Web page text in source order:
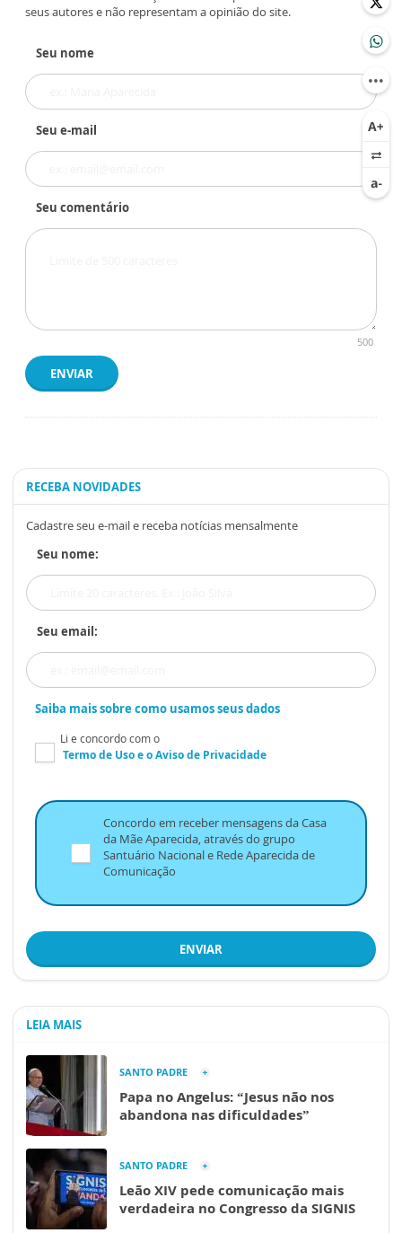
seus autores e não representam a opinião do site.
Seu nome
Seu e-mail
Seu comentário
500
ENVIAR
RECEBA NOVIDADES
Cadastre seu e-mail e receba notícias mensalmente
Seu nome:
Seu email:
Saiba mais sobre como usamos seus dados
Li e concordo com o
Termo de Usoe oAviso de Privacidade
Concordo em receber mensagens da Casa
da Mãe Aparecida, através do grupo
Santuário Nacional e Rede Aparecida de
Comunicação
ENVIAR
LEIA MAIS
SANTO PADRE
Papa no Angelus: “Jesus não nos
abandona nas dificuldades”
SANTO PADRE
Leão XIV pede comunicação mais
verdadeira no Congresso da SIGNIS